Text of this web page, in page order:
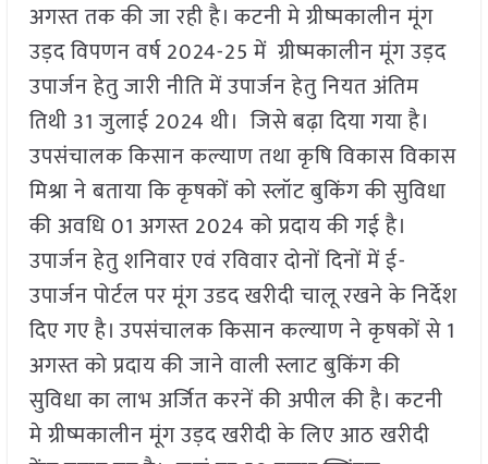
अगस्त तक की जा रही है। कटनी मे ग्रीष्मकालीन मूंग
उड़द विपणन वर्ष 2024-25 में ग्रीष्मकालीन मूंग उड़द
उपार्जन हेतु जारी नीति में उपार्जन हेतु नियत अंतिम
तिथी 31 जुलाई 2024 थी। जिसे बढ़ा दिया गया है।
उपसंचालक किसान कल्याण तथा कृषि विकास विकास
मिश्रा ने बताया कि कृषकों को स्लॉट बुकिंग की सुविधा
की अवधि 01 अगस्त 2024 को प्रदाय की गई है।
उपार्जन हेतु शनिवार एवं रविवार दोनों दिनों में ई-
उपार्जन पोर्टल पर मूंग उडद खरीदी चालू रखने के निर्देश
दिए गए है। उपसंचालक किसान कल्याण ने कृषकों से 1
अगस्त को प्रदाय की जाने वाली स्लाट बुकिंग की
सुविधा का लाभ अर्जित करनें की अपील की है। कटनी
मे ग्रीष्मकालीन मूंग उड़द खरीदी के लिए आठ खरीदी